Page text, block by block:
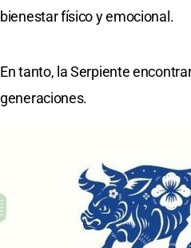
bienestar físico y emocional.
En tanto, la Serpiente
generaciones.